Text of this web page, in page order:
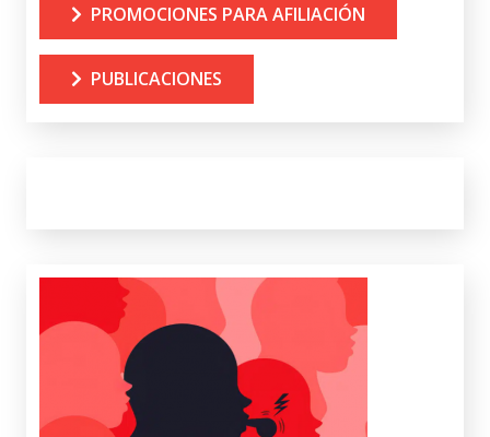
PROMOCIONES PARA AFILIACIÓN
PUBLICACIONES